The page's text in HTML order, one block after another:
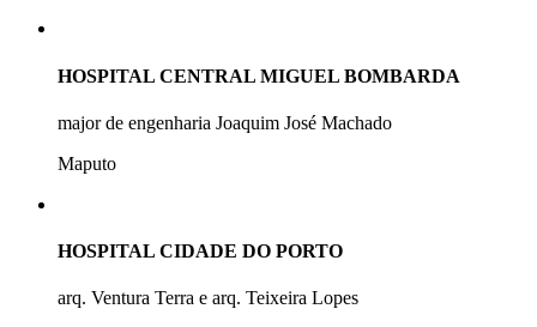
HOSPITAL CENTRAL MIGUEL BOMBARDA
major de engenharia Joaquim José Machado
Maputo
HOSPITAL CIDADE DO PORTO
arq. Ventura Terra e arq. Teixeira Lopes